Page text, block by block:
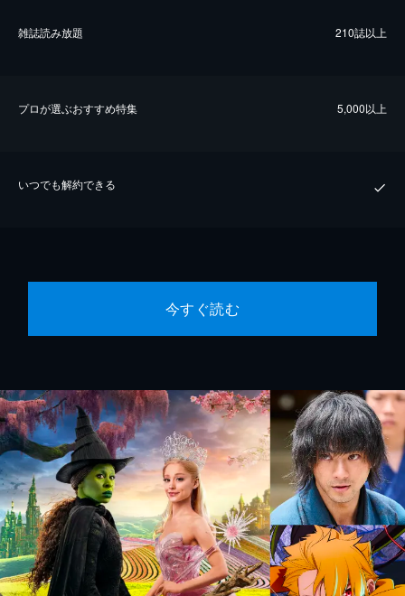
雑誌読み放題 210誌以上
プロが選ぶおすすめ特集 5,000以上
いつでも解約できる
今すぐ読む